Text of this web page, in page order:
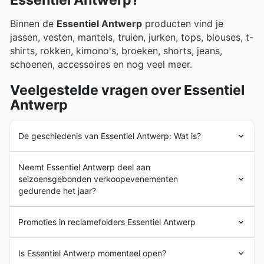
Binnen de Essentiel Antwerp producten vind je
jassen, vesten, mantels, truien, jurken, tops, blouses, t-
shirts, rokken, kimono's, broeken, shorts, jeans,
schoenen, accessoires en nog veel meer.
Veelgestelde vragen over Essentiel
Antwerp
De geschiedenis van Essentiel Antwerp: Wat is?
een T-shirtcollectie lanceerden. Een jaar later werd de
eerste winkel in Antwerpen geopend. Tegenwoordig is
het bedrijf uitgegroeid tot een wereldwijd merk met een
krachtige boodschap van liefde, plezier en kleurrijke
verrassingen.
Neemt Essentiel Antwerp deel aan
seizoensgebonden verkoopevenementen
gedurende het jaar?
seizoensgebonden uitverkoopacties gedurende het jaar.
Op onze website kunt u de nieuwste wekelijkse
advertenties, brochures en kortingsbonnen van
Essentiel Antwerp bekijken, naast de aanbiedingen van
Promoties in reclamefolders Essentiel Antwerp
met meer dan 18 winkels over het hele land, dat staat
Is Essentiel Antwerp momenteel open?